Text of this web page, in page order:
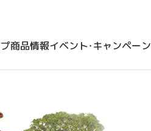
商品情報イベント・キャンペーン